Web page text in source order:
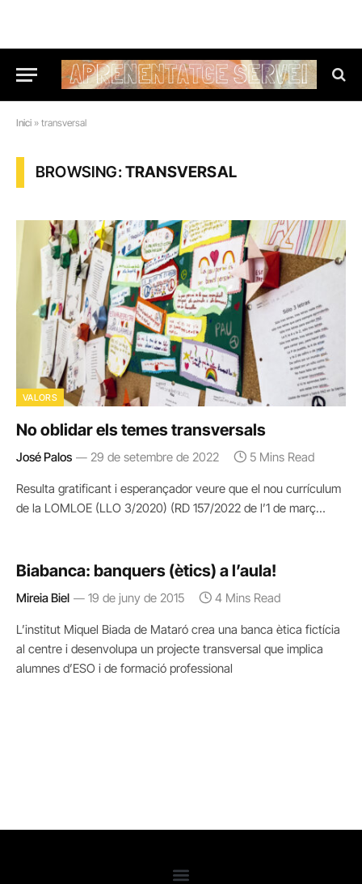
Inici » transversal
BROWSING:TRANSVERSAL
VALORS
No oblidar els temes transversals
José Palos 29 de setembre de 2022 5 Mins Read
Resulta gratificant i esperançador veure que el nou currículum
de la LOMLOE (LLO 3/2020) (RD 157/2022 de l’1 de març…
Biabanca: banquers (ètics) a l’aula!
Mireia Biel 19 de juny de 2015 4 Mins Read
L’institut Miquel Biada de Mataró crea una banca ètica fictícia
al centre i desenvolupa un projecte transversal que implica
alumnes d’ESO i de formació professional